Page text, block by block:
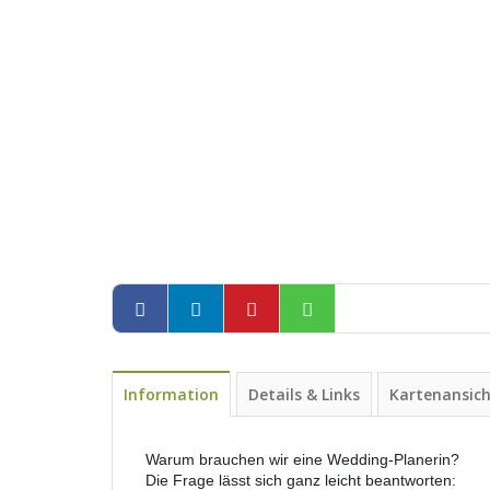
Information Details & Links
Warum brauchen wir eine Wedding-Planerin?
Die Frage lässt sich ganz leicht beantworten: